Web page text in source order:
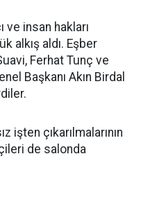
ve insan hakları
alkış aldı. Eşber
Ferhat Tunç ve
Başkanı Akın Birdal
işten çıkarılmalarının
de salonda